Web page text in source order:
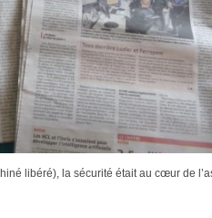
libéré), la sécurité était au cœur de